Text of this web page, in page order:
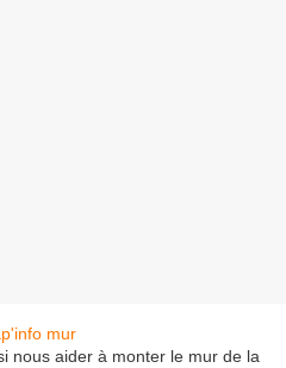
nous aider à monter le mur de la